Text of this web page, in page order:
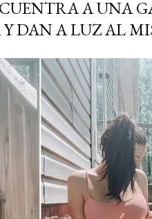
A UNA
DAN A LUZ AL